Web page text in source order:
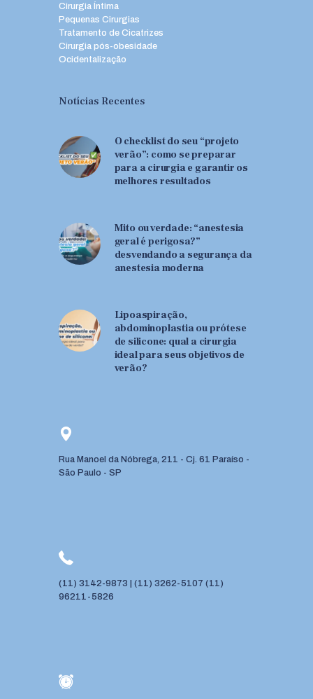
Cirurgia Íntima
Pequenas Cirurgias
Tratamento de Cicatrizes
Cirurgia pós-obesidade
Ocidentalização
Notícias Recentes
O checklist do seu “projeto
verão”: como se preparar
para a cirurgia e garantir os
melhores resultados
Mito ou verdade: “anestesia
geral é perigosa?”
desvendando a segurança da
anestesia moderna
Lipoaspiração,
abdominoplastia ou prótese
de silicone: qual a cirurgia
ideal para seus objetivos de
verão?
Rua Manoel da Nóbrega, 211 - Cj. 61 Paraíso -
São Paulo - SP
(11) 3142-9873 (11) 3262-5107 (11)
96211-5826